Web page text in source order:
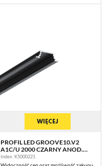
WIĘCEJ
PROFIL LED GROOVE10.V2
A1C/U 2000 CZARNY ANOD.
/OP
Index: K5000221